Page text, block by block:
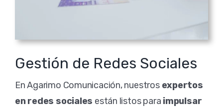
Gestión de Redes Sociales
En Agarimo Comunicación, nuestros expertos
en redes sociales están listos para impulsar